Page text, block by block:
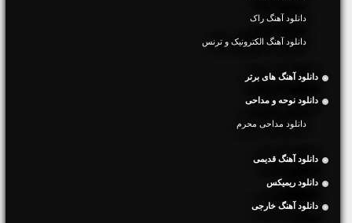
دانلود آهنگ راک
دانلود آهنگ الکترونیک و ترنس
دانلود آهنگ های برتر
دانلود نوحه و مداحی
دانلود مداحی محرم
دانلود آهنگ قدیمی
دانلود ریمیکس
دانلود آهنگ خارجی